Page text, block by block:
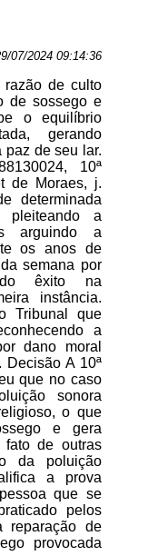
07/2024 09:14:36
razão de culto
de sossego e
o equilíbrio
gerando
paz de seu lar.
10ª
de Moraes, j.
determinada
pleiteando a
arguindo a
os anos de
semana por
êxito na
instância.
Tribunal que
a
dano moral
A 10ª
que no caso
sonora
o que
e gera
fato de outras
da poluição
a prova
que se
pelos
reparação de
provocada